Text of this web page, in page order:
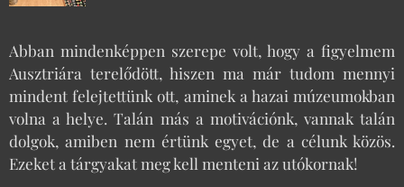
Abban mindenképpen szerepe volt, hogy a figyelmem
Ausztriára terelődött, hiszen ma már tudom mennyi
mindent felejtettünk ott, aminek a hazai múzeumokban
volna a helye. Talán más a motivációnk, vannak talán
dolgok, amiben nem értünk egyet, de a célunk közös.
Ezeket a tárgyakat meg kell menteni az utókornak!